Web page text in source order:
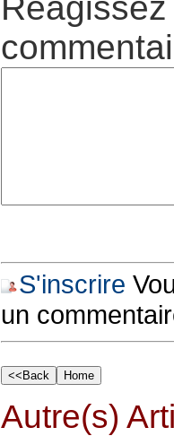
S'inscrire
un
Autre(s)